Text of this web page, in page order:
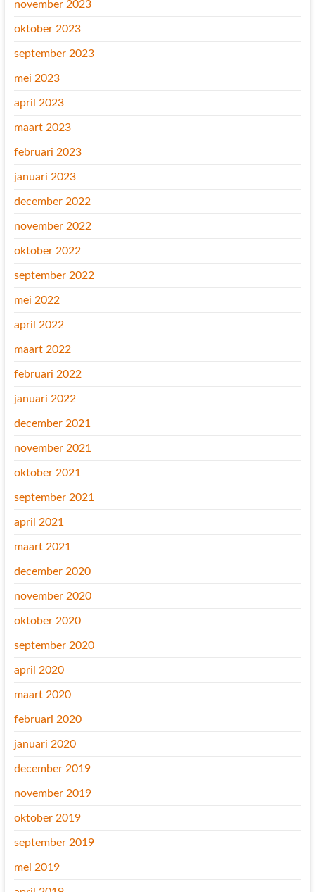
november 2023
oktober 2023
september 2023
mei 2023
april 2023
maart 2023
februari 2023
januari 2023
december 2022
november 2022
oktober 2022
september 2022
mei 2022
april 2022
maart 2022
februari 2022
januari 2022
december 2021
november 2021
oktober 2021
september 2021
april 2021
maart 2021
december 2020
november 2020
oktober 2020
september 2020
april 2020
maart 2020
februari 2020
januari 2020
december 2019
november 2019
oktober 2019
september 2019
mei 2019